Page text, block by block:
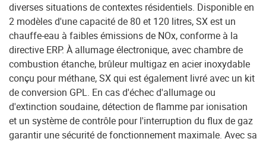
diverses situations de contextes résidentiels. Disponible en
2 modèles d'une capacité de 80 et 120 litres, SX est un
chauffe-eau à faibles émissions de NOx, conforme à la
directive ERP. À allumage électronique, avec chambre de
combustion étanche, brûleur multigaz en acier inoxydable
conçu pour méthane, SX qui est également livré avec un kit
de conversion GPL. En cas d'échec d'allumage ou
d'extinction soudaine, détection de flamme par ionisation
et un système de contrôle pour l'interruption du flux de gaz
garantir une sécurité de fonctionnement maximale. Avec sa